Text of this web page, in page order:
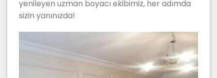
yenileyen uzman boyacı ekibimiz, her adımda
sizin yanınızda!